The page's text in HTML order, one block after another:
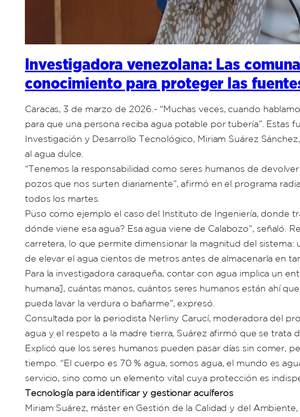
Investigadora venezolana: Las
conocimiento para proteger las
Caracas, 3 de marzo de 2026.- “Muchas veces, cuando
para que una persona reciba agua potable por tubería”. Estas
Investigación y Desarrollo Tecnológico, Miriam Suárez
al agua dulce.
“Tenemos la responsabilidad como seres humanos de
pozos que nos surten diariamente”, afirmó en el programa
todos los martes.
Puso como ejemplo el caso del Instituto de Ingeniería, donde
dónde viene esa agua? Esa agua viene de Calabozo”, señaló.
carretera, lo que permite dimensionar la magnitud del
de elevar el agua cientos de metros antes de almacenarla en
Para la investigadora caraqueña, contar con agua implica un
humana], cuántas manos, cuántos seres humanos están ahí
pueda lavar la verdura o bañarme”, expresó.
Consultada por la periodista Nerliny Carucí, moderadora del
agua y el respeto a la madre tierra, Suárez afirmó que se trata
Explicó que los seres humanos pueden pasar días sin comer,
tiempo. “El cuerpo es 70 % agua, somos agua, el mundo es
servicio, sino como un elemento vital cuya protección es
Tecnología para identificar y gestionar acuíferos
Miriam Suárez, máster en Gestión de la Calidad y del